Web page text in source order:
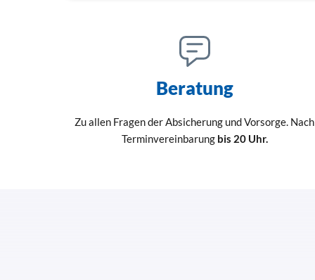
Beratung
Zu allen Fragen der Absicherung und Vorsorge. Nach
Terminvereinbarung bis 20 Uhr.